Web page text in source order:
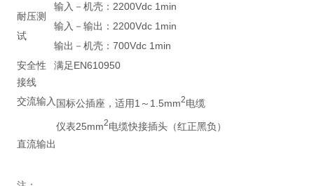
耐压测
试
输入－机壳：2200Vdc 1min
输入－输出：2200Vdc 1min
输出－机壳：700Vdc 1min
安全性
满足EN610950
接线
交流输入 国标公插座，适用1～1.5mm2电缆
直流输出
仪表25mm2电缆快接插头（红正黑负）